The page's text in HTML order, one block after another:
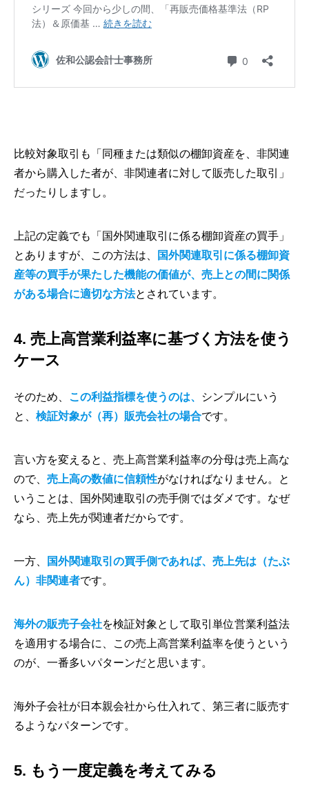
比較対象取引も「同種または類似の棚卸資産を、非関連
者から購入した者が、非関連者に対して販売した取引」
だったりしますし。
上記の定義でも「国外関連取引に係る棚卸資産の買手」
とありますが、この方法は、
国外関連取引に係る棚卸資
産等の買手が果たした機能の価値が、売上との間に関係
がある場合に適切な方法とされています。
4. 売上高営業利益率に基づく方法を使う
ケース
そのため、 この利益指標を使うのは、
シンプルにいう
と、 検証対象が（再）販売会社の場合です。
言い方を変えると、売上高営業利益率の分母は売上高な
ので、 売上高の数値に信頼性がなければなりません。と
いうことは、国外関連取引の売手側ではダメです。なぜ
なら、売上先が関連者だからです。
一方、
国外関連取引の買手側であれば、売上先は（たぶ
ん）非関連者です。
海外の販売子会社を検証対象として取引単位営業利益法
を適用する場合に、この売上高営業利益率を使うという
のが、一番多いパターンだと思います。
海外子会社が日本親会社から仕入れて、第三者に販売す
るようなパターンです。
5. もう一度定義を考えてみる